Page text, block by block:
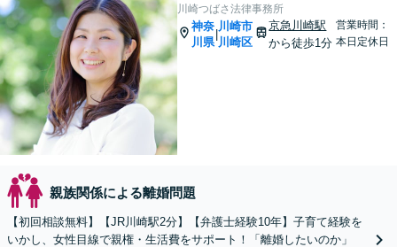
川崎つばさ法律事務所
神奈
川県
|
川崎市
川崎区
京急川崎駅
から徒歩1分
営業時間：
本日定休日
親族関係による離婚問題
【初回相談無料】【JR川崎駅2分】【弁護士経験10年】子育て経験を
いかし、女性目線で親権・生活費をサポート！「離婚したいのか」